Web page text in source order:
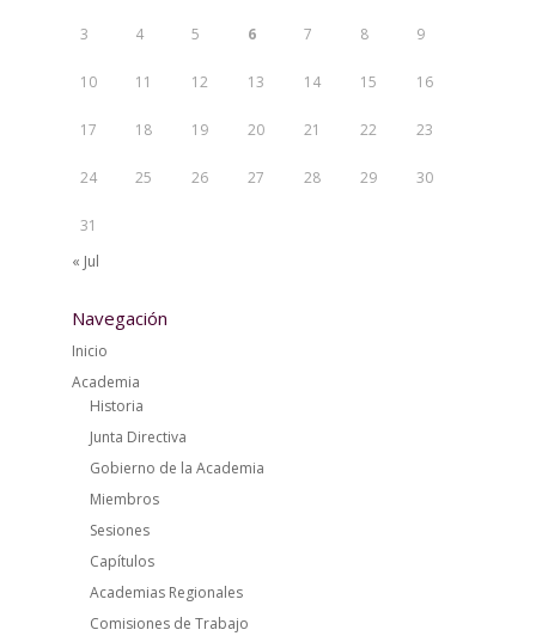
3 4 5 6 7 8 9
10 11 12 13 14 15 16
17 18 19 20 21 22 23
24 25 26 27 28 29 30
31
« Jul
Navegación
Inicio
Academia
Historia
Junta Directiva
Gobierno de la Academia
Miembros
Sesiones
Capítulos
Academias Regionales
Comisiones de Trabajo